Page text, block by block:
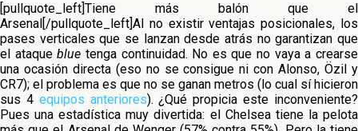
[pullquote_left]Tiene más balón que el
Arsenal[/pullquote_left]Al no existir ventajas posicionales, los
pases verticales que se lanzan desde atrás no garantizan que
el ataqueblue tenga continuidad. No es que no vaya a crearse
una ocasión directa (eso no se consigue ni con Alonso, Özil y
CR7); el problema es que no se ganan metros (lo cual sí hicieron
sus 4 equipos anteriores). ¿Qué propicia este inconveniente?
Pues una estadística muy divertida: el Chelsea tiene la pelota